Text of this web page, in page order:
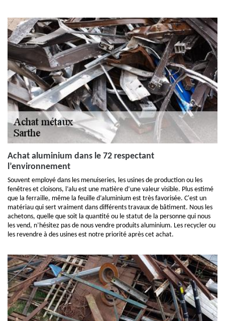
Achat aluminium dans le 72 respectant
l’environnement
Souvent employé dans les menuiseries, les usines de production ou les
fenêtres et cloisons, l’alu est une matière d’une valeur visible. Plus estimé
que la ferraille, même la feuille d’aluminium est très favorisée. C'est un
matériau qui sert vraiment dans différents travaux de bâtiment. Nous les
achetons, quelle que soit la quantité ou le statut de la personne qui nous
les vend, n’hésitez pas de nous vendre produits aluminium. Les recycler ou
les revendre à des usines est notre priorité après cet achat.